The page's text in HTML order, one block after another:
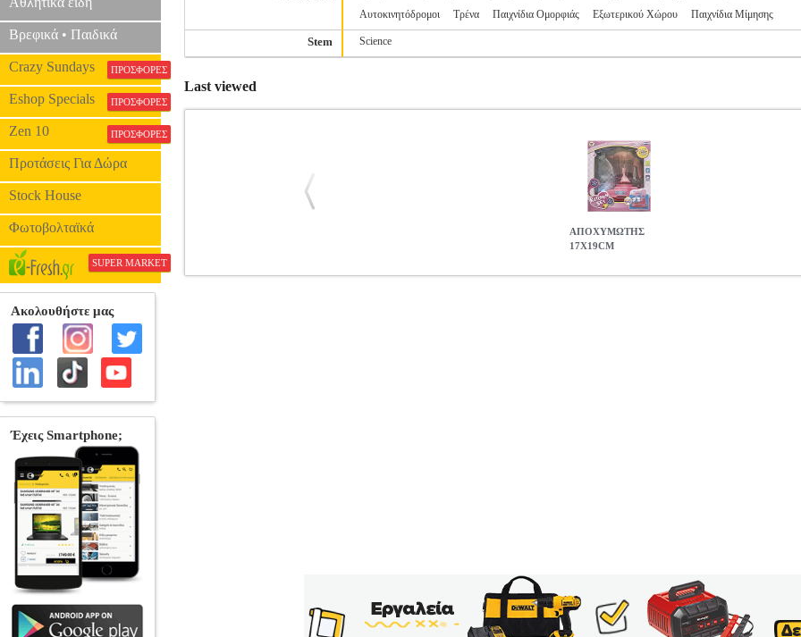
Βρεφικά • Παιδικά
Crazy Sundays ΠΡΟΣΦΟΡΕΣ
Eshop Specials ΠΡΟΣΦΟΡΕΣ
Zen 10 ΠΡΟΣΦΟΡΕΣ
Προτάσεις Για Δώρα
Stock House
Φωτοβολταϊκά
SUPER MARKET
Αυτοκινητόδρομοι
Τρένα Παιχνίδια Ομορφιάς Εξωτερικού Χώρου Παιχνίδια Μίμησης
Stem Science
Last viewed
ΑΠΟΧΥΜΩΤΗΣ
17Χ19CM